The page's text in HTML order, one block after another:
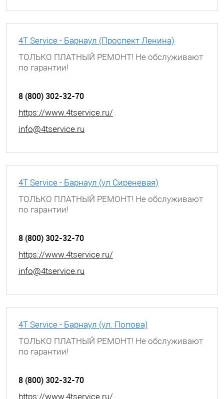
4T Service - Барнаул (Проспект Ленина)
ТОЛЬКО ПЛАТНЫЙ РЕМОНТ! Не обслуживают
по гарантии!
8 (800) 302-32-70
https://www.4tservice.ru/
info@4tservice.ru
4T Service - Барнаул (ул Сиреневая)
ТОЛЬКО ПЛАТНЫЙ РЕМОНТ! Не обслуживают
по гарантии!
8 (800) 302-32-70
https://www.4tservice.ru/
info@4tservice.ru
4T Service - Барнаул (ул. Попова)
ТОЛЬКО ПЛАТНЫЙ РЕМОНТ! Не обслуживают
по гарантии!
8 (800) 302-32-70
https://www.4tservice.ru/